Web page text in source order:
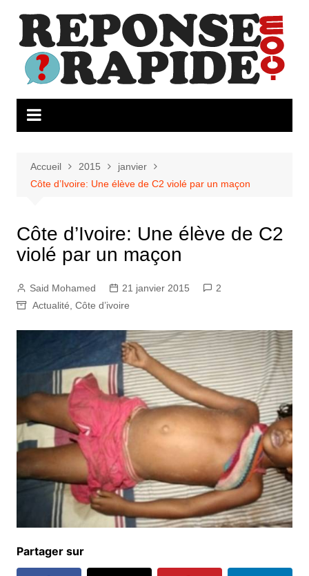
contenu
Accueil 2015
janvier
Côte d’Ivoire: Une élève de C2 violé par un maçon
Côte d’Ivoire: Une élève de C2
violé par un maçon
Said Mohamed 21 janvier 2015
2
Actualité Côte d’ivoire
Partager sur